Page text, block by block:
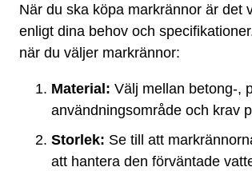
När du ska köpa markrännor är det
enligt dina behov och
när du väljer markrännor:
Material: Välj mellan betong-,
användningsområde och krav
Storlek: Se till att
att hantera den förväntade